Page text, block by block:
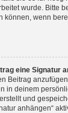
wurde. Bitte
können, wenn
eine Signatur
Beitrag
in deinem
und
anhängen“